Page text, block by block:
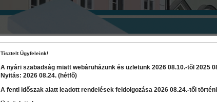
Jubizol
Tisztelt Ügyfeleink!
A nyári szabadság miatt webáruházunk és üzletünk 2026 08.10.-től 2025
Nyitás: 2026 08.24. (hétfő)
A fenti időszak alatt leadott rendelések feldolgozása 2026 08.24.-től